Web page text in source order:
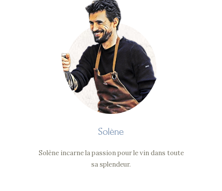
Solène
Solène incarne la passion pour le vin dans toute
sa splendeur.